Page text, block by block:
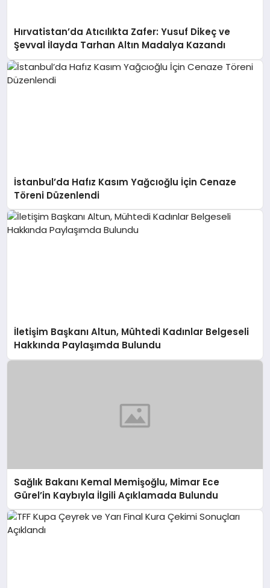
Hırvatistan’da Atıcılıkta Zafer: Yusuf Dikeç ve
Şevval İlayda Tarhan Altın Madalya Kazandı
İstanbul’da Hafız Kasım Yağcıoğlu İçin Cenaze
Töreni Düzenlendi
İletişim Başkanı Altun, Mühtedi Kadınlar Belgeseli
Hakkında Paylaşımda Bulundu
Sağlık Bakanı Kemal Memişoğlu, Mimar Ece
Gürel’in Kaybıyla İlgili Açıklamada Bulundu